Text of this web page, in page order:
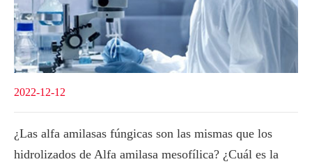
2022-12-12
¿Las alfa amilasas fúngicas son las mismas que los
hidrolizados de Alfa amilasa mesofílica? ¿Cuál es la